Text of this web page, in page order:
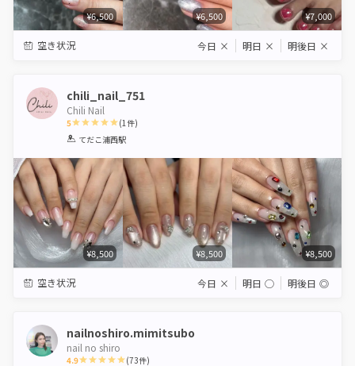
¥6,500 ¥6,500 ¥7,000
空き状況 今日 × 明日 × 明後日 ×
chili_nail_751
Chili Nail
5
1 2 3 4 5
(1件)
てだこ浦西駅
¥8,500 ¥8,500 ¥8,500
空き状況 今日 × 明日 ◯ 明後日 ◎
nailnoshiro.mimitsubo
nail no shiro
4.9 (73件)